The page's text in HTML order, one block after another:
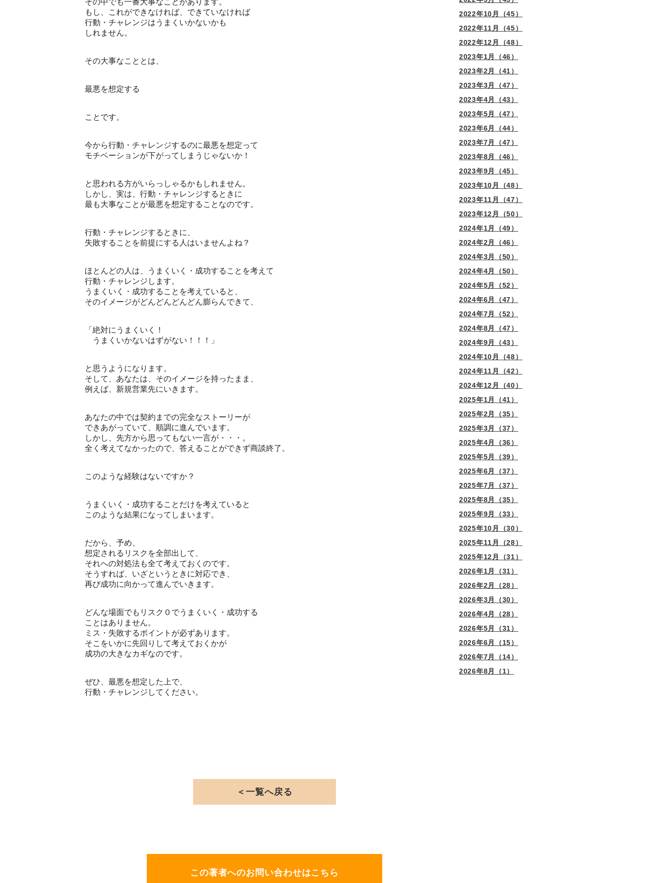
その中でも一番大事なことがあります。
もし、これができなければ、できていなければ
行動・チャレンジはうまくいかないかも
しれません。
その大事なこととは、
最悪を想定する
ことです。
今から行動・チャレンジするのに最悪を想定って
モチベーションが下がってしまうじゃないか！
と思われる方がいらっしゃるかもしれません。
しかし、実は、行動・チャレンジするときに
最も大事なことが最悪を想定することなのです。
行動・チャレンジするときに、
失敗することを前提にする人はいませんよね？
ほとんどの人は、うまくいく・成功することを考えて
行動・チャレンジします。
うまくいく・成功することを考えていると、
そのイメージがどんどんどんどん膨らんできて、
「絶対にうまくいく！
うまくいかないはずがない！！！」
と思うようになります。
そして、あなたは、そのイメージを持ったまま、
例えば、新規営業先にいきます。
あなたの中では契約までの完全なストーリーが
できあがっていて、順調に進んでいます。
しかし、先方から思ってもない一言が・・・。
全く考えてなかったので、答えることができず商談終了。
このような経験はないですか？
うまくいく・成功することだけを考えていると
このような結果になってしまいます。
だから、予め、
想定されるリスクを全部出して、
それへの対処法も全て考えておくのです。
そうすれば、いざというときに対応でき、
再び成功に向かって進んでいきます。
どんな場面でもリスク０でうまくいく・成功する
ことはありません。
ミス・失敗するポイントが必ずあります。
そこをいかに先回りして考えておくかが
成功の大きなカギなのです。
ぜひ、最悪を想定した上で、
行動・チャレンジしてください。
＜一覧へ戻る
この著者へのお問い合わせはこちら
2022年10月（45）
2022年11月（45）
2022年12月（48）
2023年1月（46）
2023年2月（41）
2023年3月（47）
2023年4月（43）
2023年5月（47）
2023年6月（44）
2023年7月（47）
2023年8月（46）
2023年9月（45）
2023年10月（48）
2023年11月（47）
2023年12月（50）
2024年1月（49）
2024年2月（46）
2024年3月（50）
2024年4月（50）
2024年5月（52）
2024年6月（47）
2024年7月（52）
2024年8月（47）
2024年9月（43）
2024年10月（48）
2024年11月（42）
2024年12月（40）
2025年1月（41）
2025年2月（35）
2025年3月（37）
2025年4月（36）
2025年5月（39）
2025年6月（37）
2025年7月（37）
2025年8月（35）
2025年9月（33）
2025年10月（30）
2025年11月（28）
2025年12月（31）
2026年1月（31）
2026年2月（28）
2026年3月（30）
2026年4月（28）
2026年5月（31）
2026年6月（15）
2026年7月（14）
2026年8月（1）